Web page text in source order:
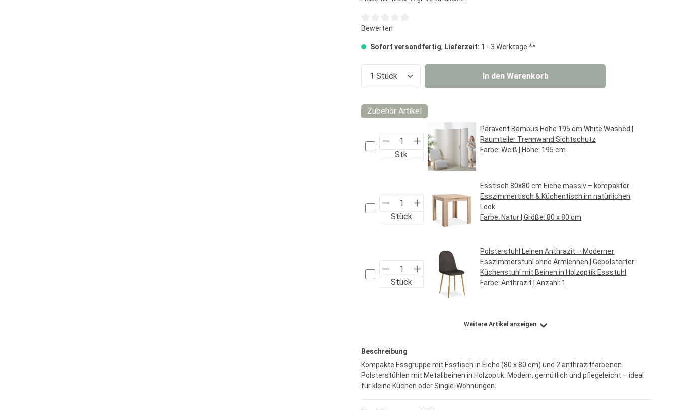
Durchschnittliche Bewertung von 0 von 5 Sternen
Bewerten
Sofort versandfertig, Lieferzeit: 1 - 3 Werktage **
Produkt Anzahl: Gib den gewünschten Wert ein oder
In den Warenkorb
Zubehör Artikel
Stk
Paravent Bambus Höhe 195 cm White Washed |
Raumteiler Trennwand Sichtschutz
Farbe:Weiß | Höhe: 195 cm
Stück
Esstisch 80x80 cm Eiche massiv – kompakter
Esszimmertisch & Küchentisch im natürlichen
Look
Farbe: Natur | Größe:80 x 80 cm
Stück
Polsterstuhl Leinen Anthrazit – Moderner
Esszimmerstuhl ohne Armlehnen | Gepolsterter
Küchenstuhl mit Beinen in Holzoptik Essstuhl
Farbe:Anthrazit | Anzahl: 1
Weitere Artikel anzeigen
Beschreibung
Kompakte Essgruppe mit Esstisch in Eiche (80 x 80 cm) und 2 anthrazitfarbenen
Polsterstühlen mit Metallbeinen in Holzoptik. Modern, gemütlich und pflegeleicht – ideal
für kleine Küchen oder Single-Wohnungen.